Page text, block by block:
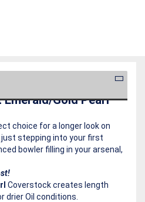
Emerald/Gold Pearl
choice for a longer look on
just stepping into your first
bowler filling in your arsenal,
Coverstock creates length
drier Oil conditions.